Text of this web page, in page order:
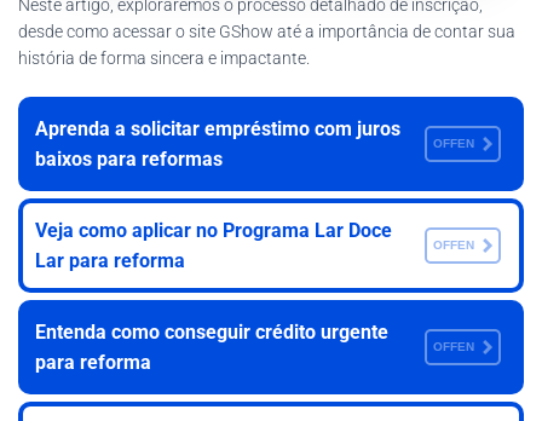
Neste artigo, exploraremos o processo detalhado de inscrição,
desde como acessar o site GShow até a importância de contar sua
história de forma sincera e impactante.
Aprenda a solicitar empréstimo com juros
baixos para reformas
OFFEN
Veja como aplicar no Programa Lar Doce
Lar para reforma
OFFEN
Entenda como conseguir crédito urgente
para reforma
OFFEN